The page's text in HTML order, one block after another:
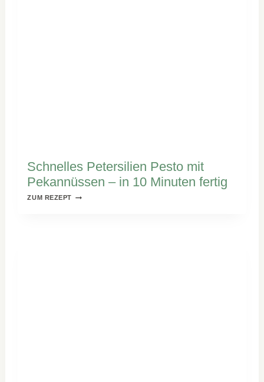
Schnelles Petersilien Pesto mit
Pekannüssen – in 10 Minuten fertig
ZUM REZEPT SCHNELLES